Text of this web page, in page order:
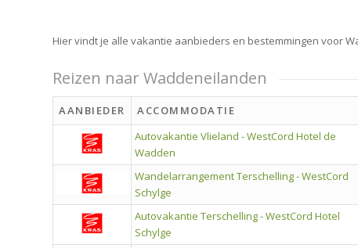
Hier vindt je alle vakantie aanbieders en bestemmingen voor
Reizen naar Waddeneilanden
AANBIEDER ACCOMMODATIE
Autovakantie Vlieland - WestCord Hotel de
Wadden
Wandelarrangement Terschelling - WestCord
Schylge
Autovakantie Terschelling - WestCord Hotel
Schylge